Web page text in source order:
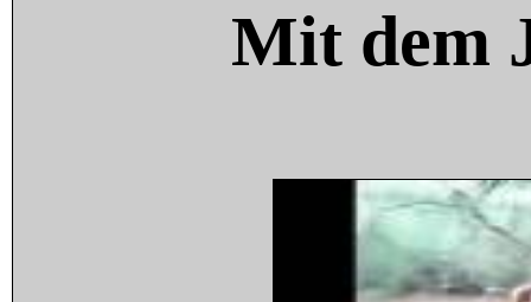
Mit dem